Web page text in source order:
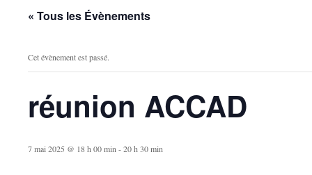
« Tous les Évènements
Cet évènement est passé.
réunion ACCAD
7 mai 2025 @ 18 h 00 min -20 h 30 min